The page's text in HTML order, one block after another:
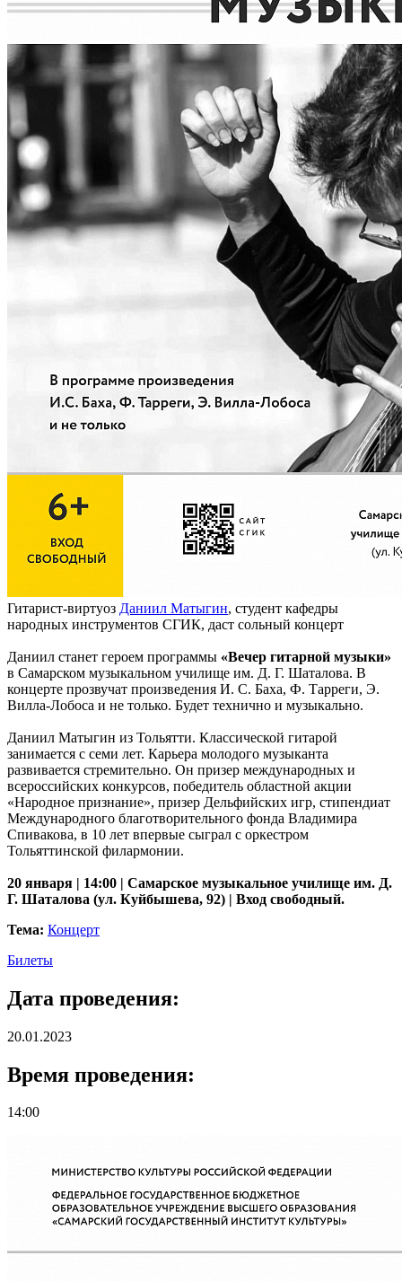
Гитарист-виртуоз Даниил Матыгин, студент кафедры
народных инструментов СГИК, даст сольный концерт
Даниил станет героем программы «Вечер гитарной музыки»
в Самарском музыкальном училище им. Д. Г. Шаталова. В
концерте прозвучат произведения И. С. Баха, Ф. Тарреги, Э.
Вилла-Лобоса и не только. Будет технично и музыкально.
Даниил Матыгин из Тольятти. Классической гитарой
занимается с семи лет. Карьера молодого музыканта
развивается стремительно. Он призер международных и
всероссийских конкурсов, победитель областной акции
«Народное признание», призер Дельфийских игр, стипендиат
Международного благотворительного фонда Владимира
Спивакова, в 10 лет впервые сыграл с оркестром
Тольяттинской филармонии.
20 января | 14:00 | Самарское музыкальное училище им. Д.
Г. Шаталова (ул. Куйбышева, 92) | Вход свободный.
Тема: Концерт
Билеты
Дата проведения:
20.01.2023
Время проведения:
14:00